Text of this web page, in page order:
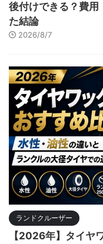
後付けできる？費用
た結論
2026/8/7
ランドクルーザー
【2026年】タイヤ